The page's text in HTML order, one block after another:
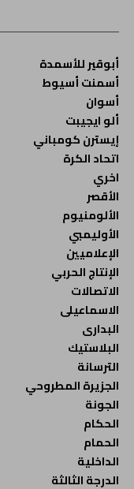
أبوقير للأسمدة
أسمنت أسيوط
أسوان
ألو ايجيبت
إيسترن كومباني
اتحاد الكرة
اخري
الأقصر
الألومنيوم
الأوليمبي
الإعلاميين
الإنتاج الحربي
الاتصالات
الاسماعيلى
البدارى
البلاستيك
الترسانة
الجزيرة المطروحي
الجونة
الحكام
الحمام
الداخلية
الدرجة الثالثة